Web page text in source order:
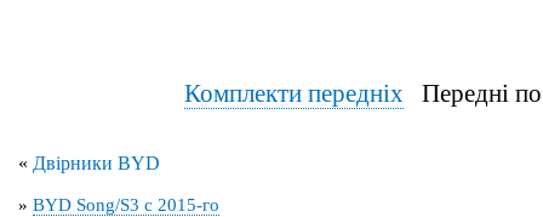
Комплекти передніхПередні
« Двірники BYD
» BYD Song/S3 с 2015-го